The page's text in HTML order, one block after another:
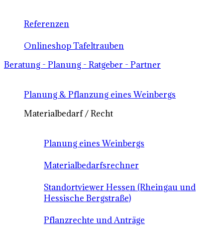
Referenzen
Onlineshop Tafeltrauben
Beratung - Planung - Ratgeber - Partner
Planung & Pflanzung eines Weinbergs
Materialbedarf / Recht
Planung eines Weinbergs
Materialbedarfsrechner
Standortviewer Hessen (Rheingau und
Hessische Bergstraße)
Pflanzrechte und Anträge